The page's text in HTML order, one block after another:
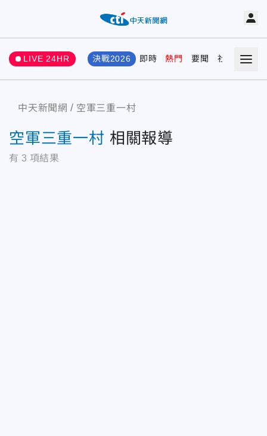
LIVE 24HR 決戰2026 即時 熱門 要聞 社會 娛樂
中天新聞網 空軍三重一村
空軍三重一村 相關報導
有 3 項結果